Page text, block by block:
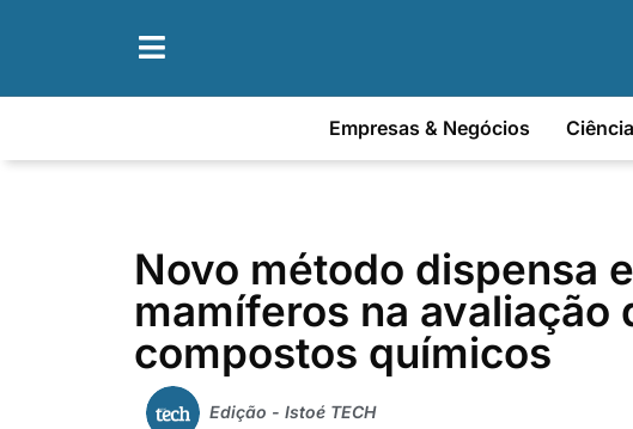
Empresas & Negócios
Novo método dispensa
mamíferos na avaliação
compostos químicos
Edição - Istoé TECH